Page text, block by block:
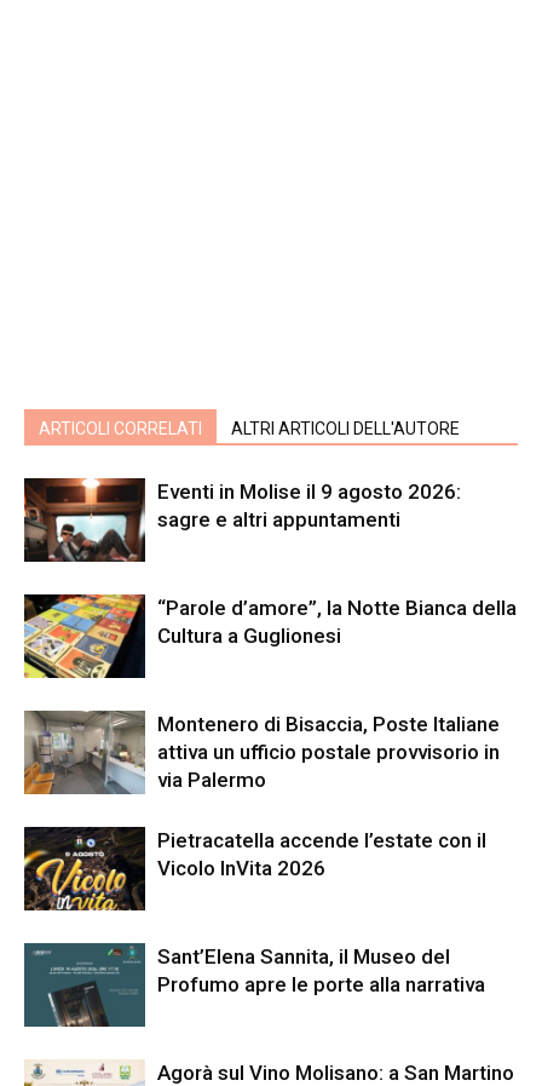
ARTICOLI CORRELATI ALTRI ARTICOLI DELL'AUTORE
Eventi in Molise il 9 agosto 2026:
sagre e altri appuntamenti
“Parole d’amore”, la Notte Bianca della
Cultura a Guglionesi
Montenero di Bisaccia, Poste Italiane
attiva un ufficio postale provvisorio in
via Palermo
Pietracatella accende l’estate con il
Vicolo InVita 2026
Sant’Elena Sannita, il Museo del
Profumo apre le porte alla narrativa
Agorà sul Vino Molisano: a San Martino